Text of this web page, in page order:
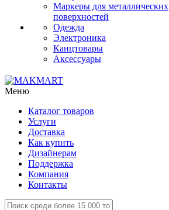
Маркеры для металлических
поверхностей
Одежда
Электроника
Канцтовары
Аксессуары
Меню
Каталог товаров
Услуги
Доставка
Как купить
Дизайнерам
Поддержка
Компания
Контакты